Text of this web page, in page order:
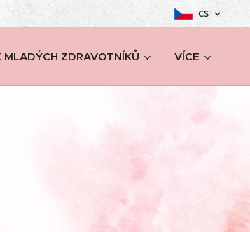
CS
MLADÝCH ZDRAVOTNÍKŮ VÍCE